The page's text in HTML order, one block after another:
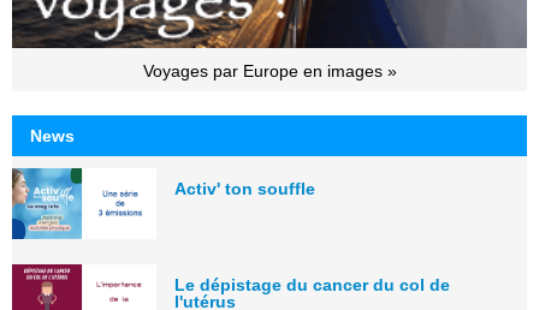
Voyages par Europe en images »
News
Activ' ton souffle
Le dépistage du cancer du col de
l'utérus